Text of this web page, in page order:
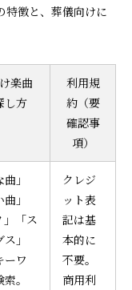
特徴と、葬儀向けに
楽曲
し方
利用規
約（要
確認事
項）
」
」
」「ス
」
ーワ
。
クレジ
ット表
記は基
本的に
不要。
商用利